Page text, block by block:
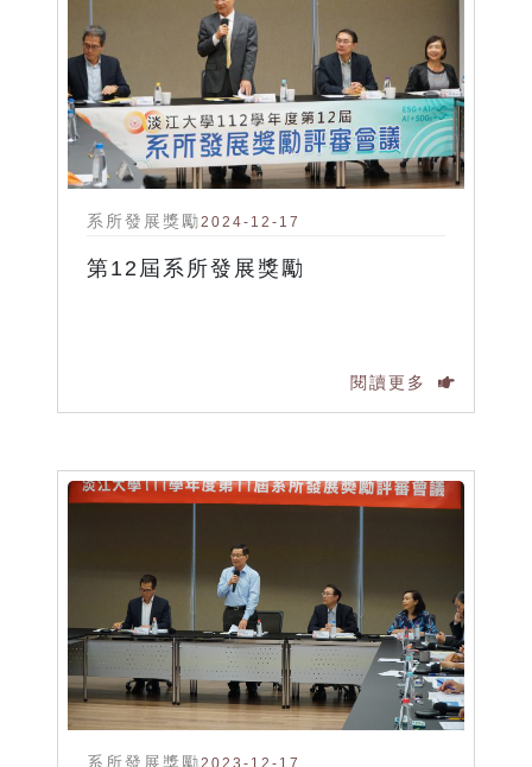
系所發展獎勵2024-12-17
第12屆系所發展獎勵
閱讀更多
系所發展獎勵2023-12-17